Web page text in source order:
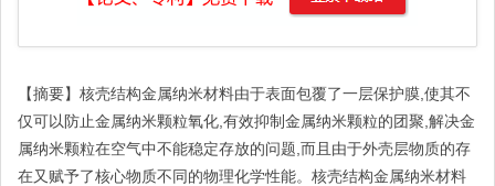
【摘要】核壳结构金属纳米材料由于表面包覆了一层保护膜,使其不
仅可以防止金属纳米颗粒氧化,有效抑制金属纳米颗粒的团聚,解决金
属纳米颗粒在空气中不能稳定存放的问题,而且由于外壳层物质的存
在又赋予了核心物质不同的物理化学性能。核壳结构金属纳米材料